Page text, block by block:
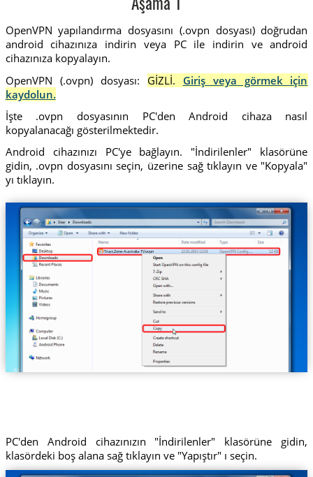
Aşama 1
OpenVPN yapılandırma dosyasını (.ovpn dosyası) doğrudan
android cihazınıza indirin veya PC ile indirin ve android
cihazınıza kopyalayın.
OpenVPN (.ovpn) dosyası:
GİZLİ. Giriş veya görmek için
kaydolun.
İşte .ovpn dosyasının PC'den Android cihaza nasıl
kopyalanacağı gösterilmektedir.
Android cihazınızı PC'ye bağlayın. "İndirilenler" klasörüne
gidin, .ovpn dosyasını seçin, üzerine sağ tıklayın ve "Kopyala"
yı tıklayın.
Trust.Zone-Australia-TV.ovpn
PC'den Android cihazınızın "İndirilenler" klasörüne gidin,
klasördeki boş alana sağ tıklayın ve "Yapıştır" ı seçin.